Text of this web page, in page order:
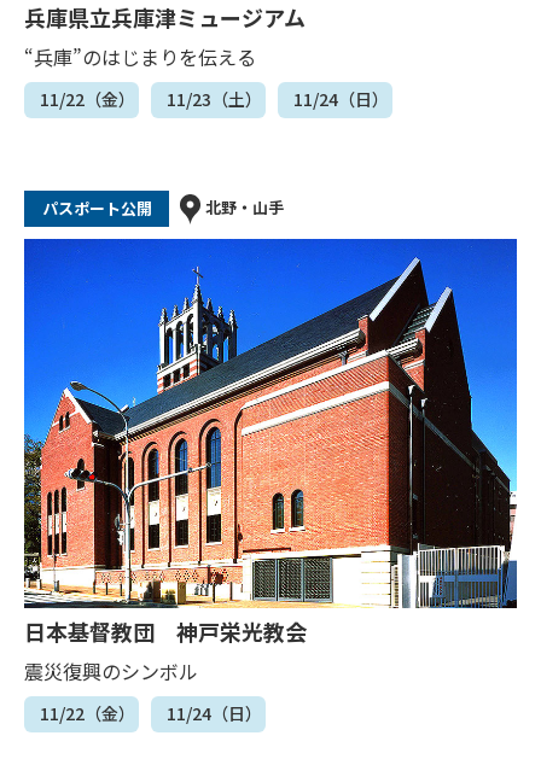
兵庫県立兵庫津ミュージアム
“兵庫”のはじまりを伝える
11/22（金） 11/23（土） 11/24（日）
パスポート公開 北野・山手
日本基督教団 神戸栄光教会
震災復興のシンボル
11/22（金） 11/24（日）